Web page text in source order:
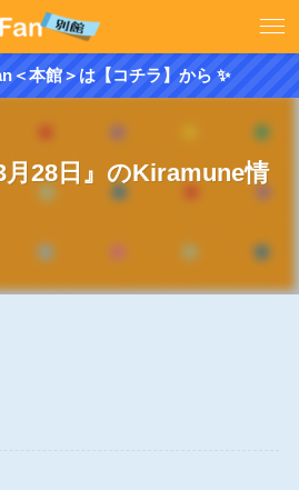
本館＞は【コチラ】から ✨
月28日』のKiramune情